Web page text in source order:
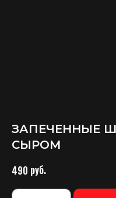
ЗАПЕЧЕННЫЕ
СЫРОМ
490 руб.